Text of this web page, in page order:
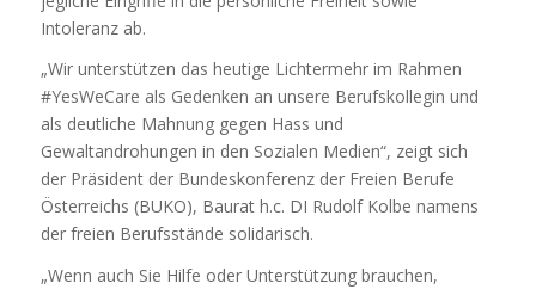
Intoleranz ab.
„Wir unterstützen das heutige Lichtermehr im Rahmen
#YesWeCare als Gedenken an unsere Berufskollegin und
als deutliche Mahnung gegen Hass und
Gewaltandrohungen in den Sozialen Medien“, zeigt sich
der Präsident der Bundeskonferenz der Freien Berufe
Österreichs (BUKO), Baurat h.c. DI Rudolf Kolbe namens
der freien Berufsstände solidarisch.
„Wenn auch Sie Hilfe oder Unterstützung brauchen,